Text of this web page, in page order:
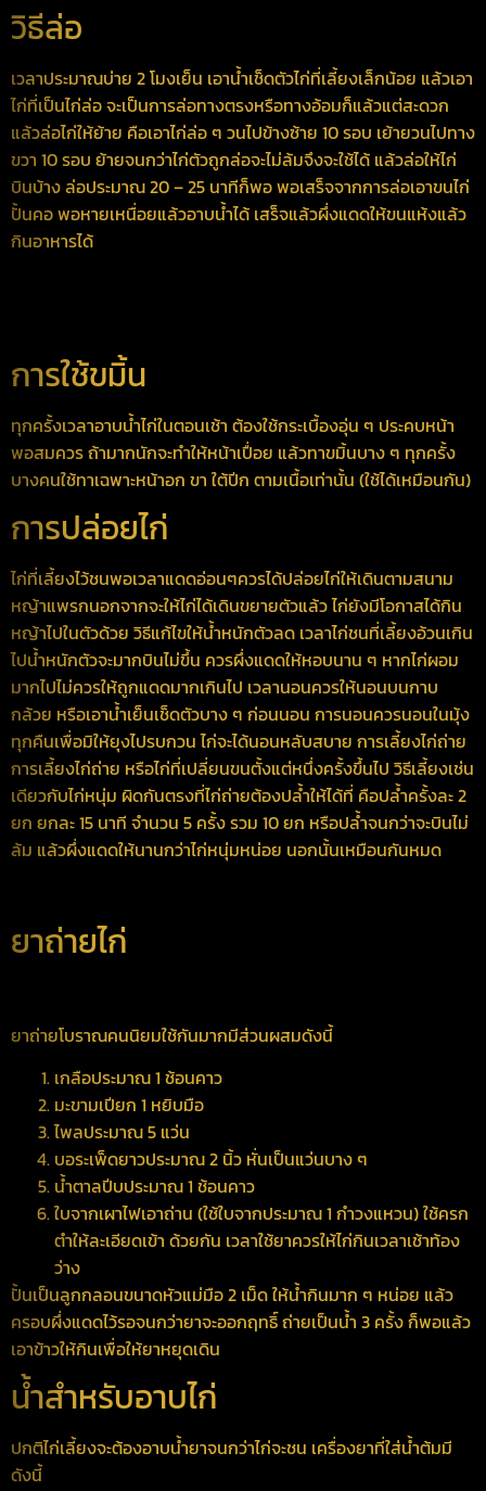
วิธีล่อ
เวลาประมาณบ่าย 2 โมงเย็น เอาน้ำเช็ดตัวไก่ที่เลี้ยงเล็กน้อย แล้วเอา
ไก่ที่เป็นไก่ล่อ จะเป็นการล่อทางตรงหรือทางอ้อมก็แล้วแต่สะดวก
แล้วล่อไก่ให้ย้าย คือเอาไก่ล่อ ๆ วนไปข้างซ้าย 10 รอบ เย้ายวนไปทาง
ขวา 10 รอบ ย้ายจนกว่าไก่ตัวถูกล่อจะไม่ล้มจึงจะใช้ได้ แล้วล่อให้ไก่
บินบ้าง ล่อประมาณ 20 – 25 นาทีก็พอ พอเสร็จจากการล่อเอาขนไก่
ปั้นคอ พอหายเหนื่อยแล้วอาบน้ำได้ เสร็จแล้วผึ่งแดดให้ขนแห้งแล้ว
กินอาหารได้
การใช้ขมิ้น
ทุกครั้งเวลาอาบน้ำไก่ในตอนเช้า ต้องใช้กระเบื้องอุ่น ๆ ประคบหน้า
พอสมควร ถ้ามากนักจะทำให้หน้าเปื่อย แล้วทาขมิ้นบาง ๆ ทุกครั้ง
บางคนใช้ทาเฉพาะหน้าอก ขา ใต้ปีก ตามเนื้อเท่านั้น (ใช้ได้เหมือนกัน)
การปล่อยไก่
ไก่ที่เลี้ยงไว้ชนพอเวลาแดดอ่อนๆควรได้ปล่อยไก่ให้เดินตามสนาม
หญ้าแพรกนอกจากจะให้ไก่ได้เดินขยายตัวแล้ว ไก่ยังมีโอกาสได้กิน
หญ้าไปในตัวด้วย วิธีแก้ไขให้น้ำหนักตัวลด เวลาไก่ชนที่เลี้ยงอ้วนเกิน
ไปน้ำหนักตัวจะมากบินไม่ขึ้น ควรผึ่งแดดให้หอบนาน ๆ หากไก่ผอม
มากไปไม่ควรให้ถูกแดดมากเกินไป เวลานอนควรให้นอนบนกาบ
กล้วย หรือเอาน้ำเย็นเช็ดตัวบาง ๆ ก่อนนอน การนอนควรนอนในมุ้ง
ทุกคืนเพื่อมิให้ยุงไปรบกวน ไก่จะได้นอนหลับสบาย การเลี้ยงไก่ถ่าย
การเลี้ยงไก่ถ่าย หรือไก่ที่เปลี่ยนขนตั้งแต่หนึ่งครั้งขึ้นไป วิธีเลี้ยงเช่น
เดียวกับไก่หนุ่ม ผิดกันตรงที่ไก่ถ่ายต้องปล้ำให้ได้ที่ คือปล้ำครั้งละ 2
ยก ยกละ 15 นาที จำนวน 5 ครั้ง รวม 10 ยก หรือปล้ำจนกว่าจะบินไม่
ล้ม แล้วผึ่งแดดให้นานกว่าไก่หนุ่มหน่อย นอกนั้นเหมือนกันหมด
ยาถ่ายไก่
ยาถ่ายโบราณคนนิยมใช้กันมากมีส่วนผสมดังนี้
เกลือประมาณ 1 ช้อนคาว
มะขามเปียก 1 หยิบมือ
ไพลประมาณ 5 แว่น
บอระเพ็ดยาวประมาณ 2 นิ้ว หั่นเป็นแว่นบาง ๆ
น้ำตาลปีบประมาณ 1 ช้อนคาว
ใบจากเผาไฟเอาถ่าน (ใช้ใบจากประมาณ 1 กำวงแหวน) ใช้ครก
ตำให้ละเอียดเข้า ด้วยกัน เวลาใช้ยาควรให้ไก่กินเวลาเช้าท้อง
ว่าง
ปั้นเป็นลูกกลอนขนาดหัวแม่มือ 2 เม็ด ให้น้ำกินมาก ๆ หน่อย แล้ว
ครอบผึ่งแดดไว้รอจนกว่ายาจะออกฤทธิ์ ถ่ายเป็นน้ำ 3 ครั้ง ก็พอแล้ว
เอาข้าวให้กินเพื่อให้ยาหยุดเดิน
น้ำสำหรับอาบไก่
ปกติไก่เลี้ยงจะต้องอาบน้ำยาจนกว่าไก่จะชน เครื่องยาที่ใส่น้ำต้มมี
ดังนี้